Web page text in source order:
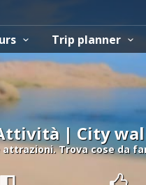
Trip planner
| City
Trova cose da